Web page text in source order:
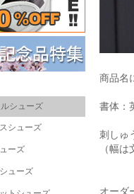
商品名
書体：
刺しゅ
（幅
オーダ
シューズ
シューズ
ーズ
ューズ